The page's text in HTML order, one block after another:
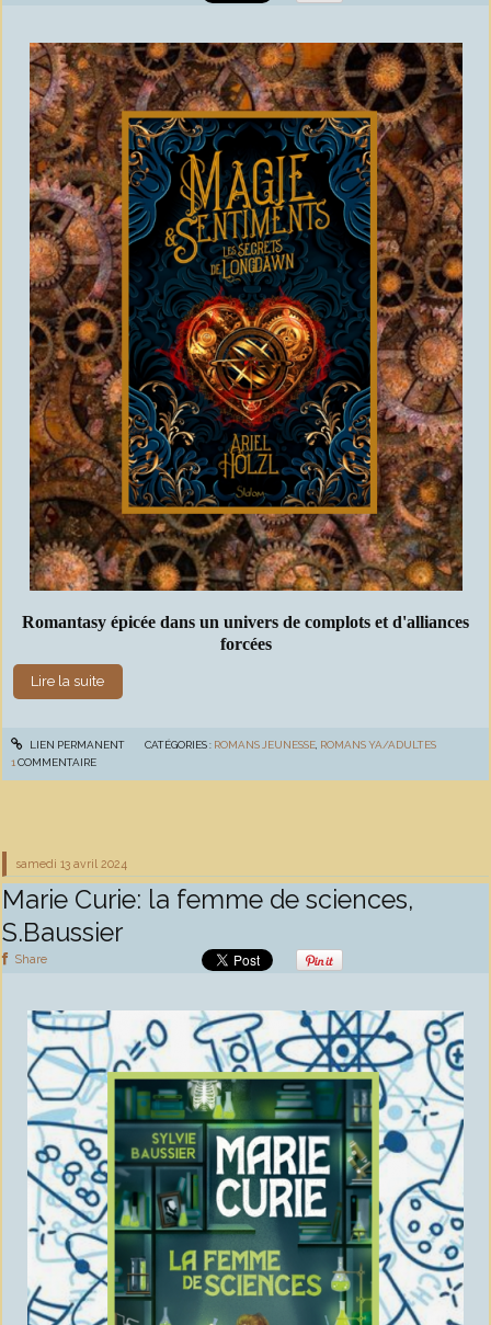
Romantasy épicée dans un univers de complots et d'alliances
forcées
Lire la suite
LIEN PERMANENT CATÉGORIES : ROMANS JEUNESSE, ROMANS YA/ADULTES
1 COMMENTAIRE
samedi 13 avril 2024
Marie Curie: la femme de sciences,
S.Baussier
Share